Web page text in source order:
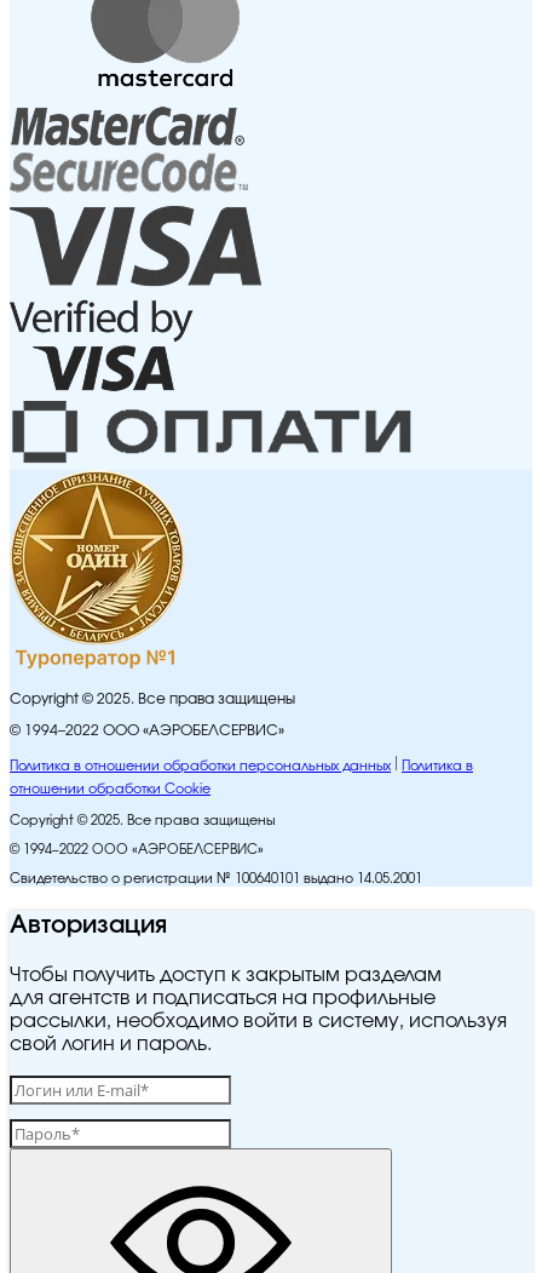
Copyright © 2025. Все права защищены
© 1994–2022 ООО «АЭРОБЕЛСЕРВИС»
Политика в отношении обработки персональных данных
Политика в
отношении обработки Cookie
Copyright © 2025. Все права защищены
© 1994–2022 ООО «АЭРОБЕЛСЕРВИС»
Свидетельство о регистрации № 100640101 выдано 14.05.2001
Авторизация
Чтобы получить доступ к закрытым разделам
для агентств и подписаться на профильные
рассылки, необходимо войти в систему, используя
свой логин и пароль.